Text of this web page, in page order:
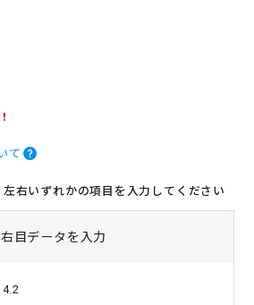
て
右いずれかの項目を入力してください
右目データを入力